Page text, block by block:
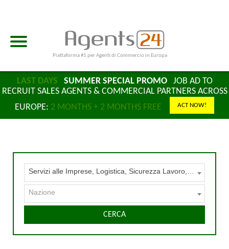
Piattaforma #1 per Agenti di Commercio in Europa
LAST DAYS SUMMER SPECIAL PROMOJOB AD TO
RECRUIT SALES AGENTS & COMMERCIAL PARTNERS ACROSS
EUROPE: 2 MONTHS + 2 MONTHS FREE ACT NOW!
Nazione
CERCA